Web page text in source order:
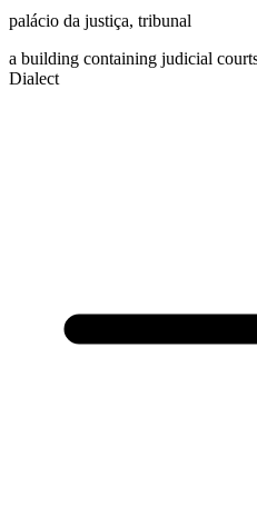
palácio da justiça, tribunal
a building containing judicial
Dialect